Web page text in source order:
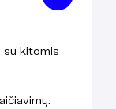
su kitomis